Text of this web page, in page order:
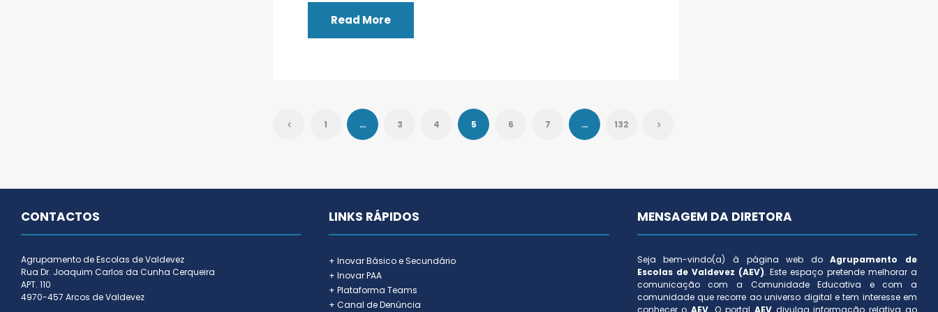
Read More
1 … 3 4 5 6 7 … 132
CONTACTOS
Agrupamento de Escolas de Valdevez
Rua Dr. Joaquim Carlos da Cunha Cerqueira
APT. 110
4970-457 Arcos de Valdevez
LINKS RÁPIDOS
+ Inovar Básico e Secundário
+ Inovar PAA
+ Plataforma Teams
+ Canal de Denúncia
MENSAGEM DA DIRETORA
Seja bem-vindo(a) à página web doAgrupamento de
Escolas de Valdevez (AEV). Este espaço pretende melhorar a
comunicação com a Comunidade Educativa e com a
comunidade que recorre ao universo digital e tem interesse em
conhecer oAEV . O portal AEVdivulga informação relativa ao